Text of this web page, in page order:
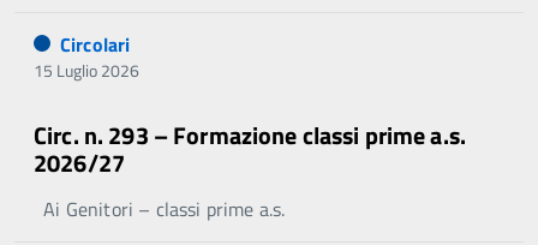
Circolari
15 Luglio 2026
Circ. n. 293 – Formazione classi prime a.s.
2026/27
Ai Genitori – classi prime a.s.